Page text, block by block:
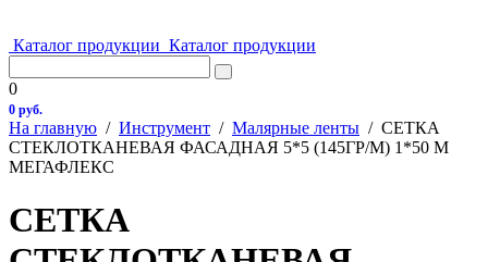
Каталог продукции Каталог продукции
0
0 руб.
На главную / Инструмент / Малярные ленты / СЕТКА
СТЕКЛОТКАНЕВАЯ ФАСАДНАЯ 5*5 (145ГР/М) 1*50 М
МЕГАФЛЕКС
СЕТКА